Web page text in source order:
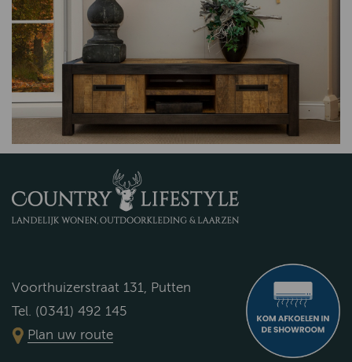
Voorthuizerstraat 131, Putten
Tel. (0341) 492 145
Plan uw route